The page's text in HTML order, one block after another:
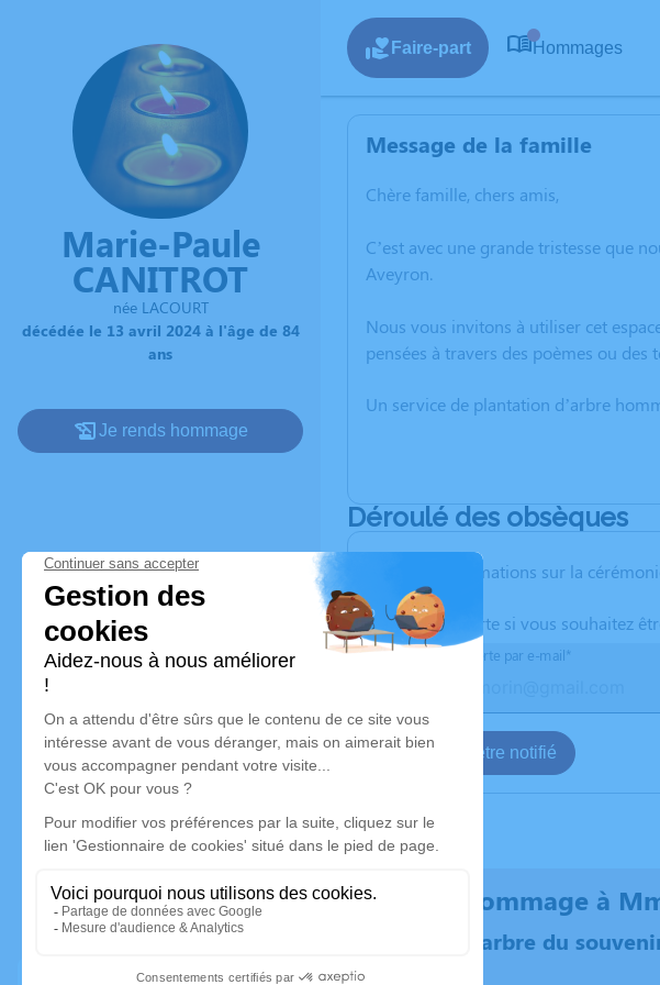
Marie-Paule
CANITROT
née LACOURT
décédée le 13 avril 2024 à l'âge de 84
ans
Je rends hommage
Faire-part Hommages
Message de la famille
Chère famille, chers amis,
C’est avec une grande tristesse que
Aveyron.
Nous vous invitons à utiliser cet
pensées à travers des poèmes ou
Un service de plantation d’arbre
Déroulé des obsèques
Les informations sur la
Activez une alerte si vous souhaitez
Recevoir une alerte par e-mail*
Je veux être notifié
Rendez hommage à
Plantez un arbre du